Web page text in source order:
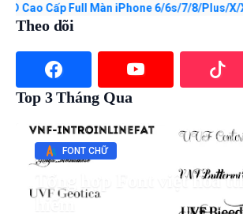
Full Màn iPhone 6/6s/7/8/Plus/X/XS/
Theo dõi
Top 3 Tháng Qua
FONT CHỮ
Tổng hợp Font việt hóa ttf
hiếm